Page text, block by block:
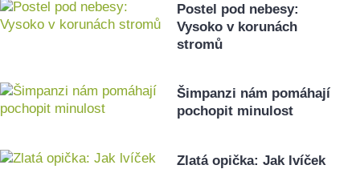
Postel pod nebesy:
Vysoko v korunách
stromů
Šimpanzi nám pomáhají
pochopit minulost
Zlatá opička: Jak lvíček